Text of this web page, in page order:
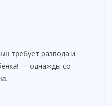
требует развода и
— однажды со